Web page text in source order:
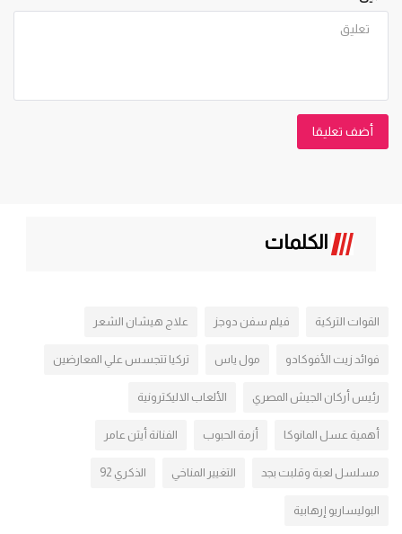
أضف تعليقا
الكلمات
القوات التركية فيلم سفن دوجز علاج هيشان الشعر
فوائد زيت الأفوكادو مول ياس تركيا تتجسس علي المعارضين
رئيس أركان الجيش المصري الألعاب الاليكترونية
أهمية عسل المانوكا أزمة الحبوب الفنانة أيتن عامر
مسلسل لعبة وقلبت بجد التغيير المناخي الذكري 92
البوليساريو إرهابية